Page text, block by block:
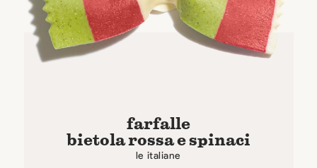
farfalle
bietola rossa e spinaci
le italiane